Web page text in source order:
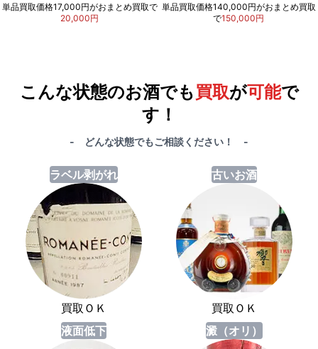
単品買取価格17,000円がおまとめ買取で
20,000円
単品買取価格140,000円がおまとめ買取
で150,000円
こんな状態のお酒でも買取が可能で
す！
- どんな状態でもご相談ください！ -
ラベル剥がれ
買取ＯＫ
古いお酒
買取ＯＫ
液面低下
澱（オリ）